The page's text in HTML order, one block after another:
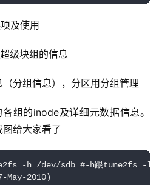
及使用
级块组的信息
分组信息），分区用分组管理
组的inode及详细元数据信息。
给大家看了
-h /dev/sdb #-h跟tune2fs -l
May-2010)